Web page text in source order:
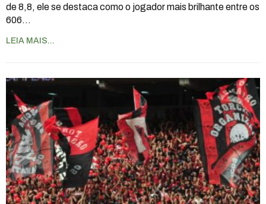
de 8,8, ele se destaca como o jogador mais brilhante entre os
606…
LEIA MAIS...